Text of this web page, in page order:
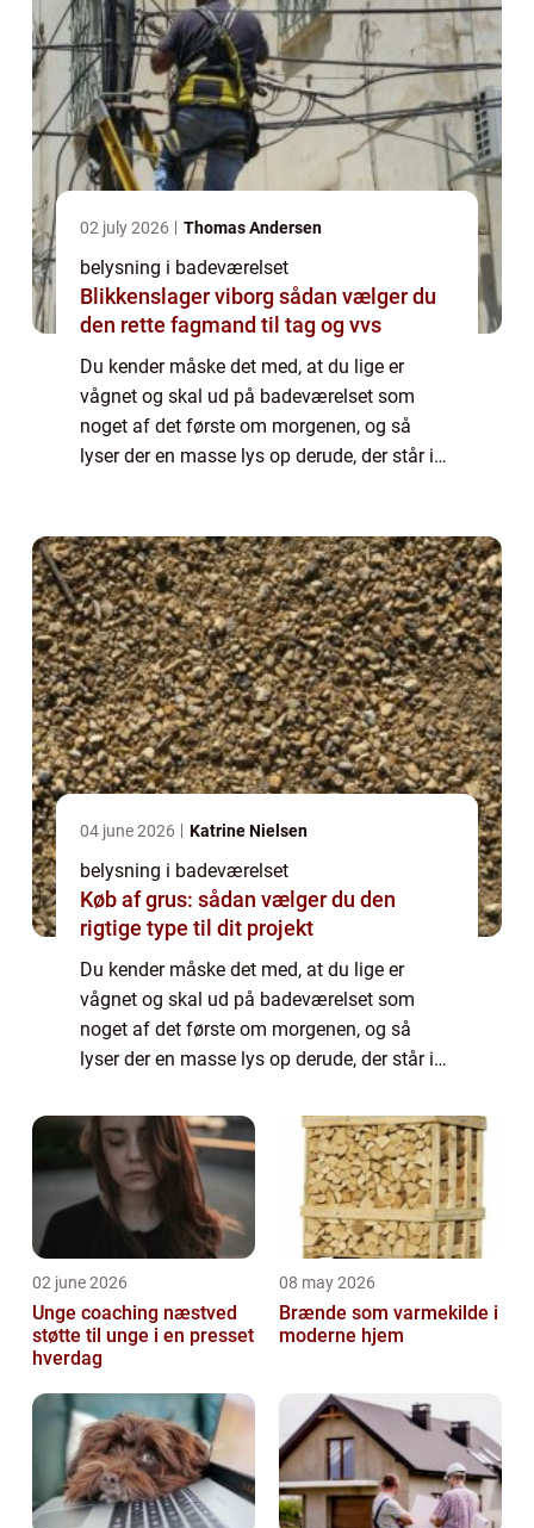
02 july 2026 Thomas Andersen
belysning i badeværelset
Blikkenslager viborg sådan vælger du
den rette fagmand til tag og vvs
Du kender måske det med, at du lige er
vågnet og skal ud på badeværelset som
noget af det første om morgenen, og så
lyser der en masse lys op derude, der står i
året. ...
04 june 2026 Katrine Nielsen
belysning i badeværelset
Køb af grus: sådan vælger du den
rigtige type til dit projekt
Du kender måske det med, at du lige er
vågnet og skal ud på badeværelset som
noget af det første om morgenen, og så
lyser der en masse lys op derude, der står i
udenfor, som hersker på nogle tidspunkter af
året. ...
02 june 2026
Unge coaching næstved
støtte til unge i en presset
hverdag
08 may 2026
Brænde som varmekilde i
moderne hjem